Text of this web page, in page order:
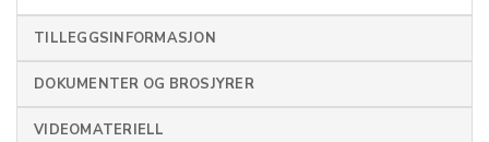
TILLEGGSINFORMASJON
DOKUMENTER OG BROSJYRER
VIDEOMATERIELL